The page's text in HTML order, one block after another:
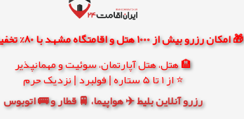
🎁 امکان رزرو بیش از 1000 هتل و اقامتگاه مشهد با 80% تخفیف واقعی
🏨 هتل، هتل آپارتمان، سوئیت و مهمانپذیر
⭐ از 1 تا 5 ستاره | فولبرد | نزدیک حرم
رزرو آنلاین بلیط ✈️ هواپیما، 🚆 قطار و 🚌 اتوبوس